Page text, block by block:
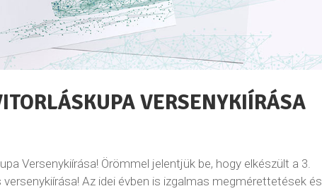
VERSENYKIÍRÁSA
Versenykiírása! Örömmel jelentjük be, hogy elkészült a 3.
Az idei évben is izgalmas megmérettetések és